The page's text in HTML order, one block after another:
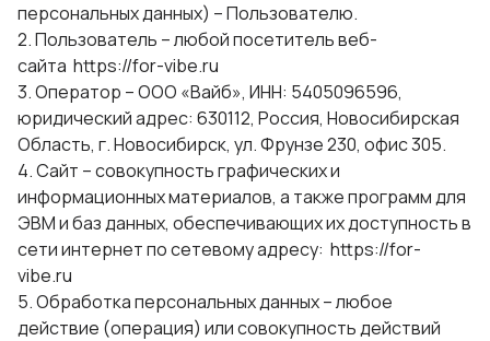
персональных данных) – Пользователю.
2. Пользователь – любой посетитель веб-
сайта https://for-vibe.ru
3. Оператор – ООО «Вайб», ИНН: 5405096596,
юридический адрес: 630112, Россия, Новосибирская
Область, г. Новосибирск, ул. Фрунзе 230, офис 305.
4. Сайт – совокупность графических и
информационных материалов, а также программ для
ЭВМ и баз данных, обеспечивающих их доступность в
сети интернет по сетевому адресу: https://for-
vibe.ru
5. Обработка персональных данных – любое
действие (операция) или совокупность действий